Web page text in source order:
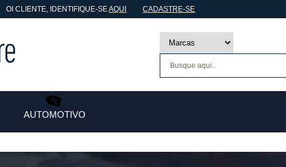
OICLIENTE, IDENTIFIQUE-SEAQUI CADASTRE-SE
AUTOMOTIVO